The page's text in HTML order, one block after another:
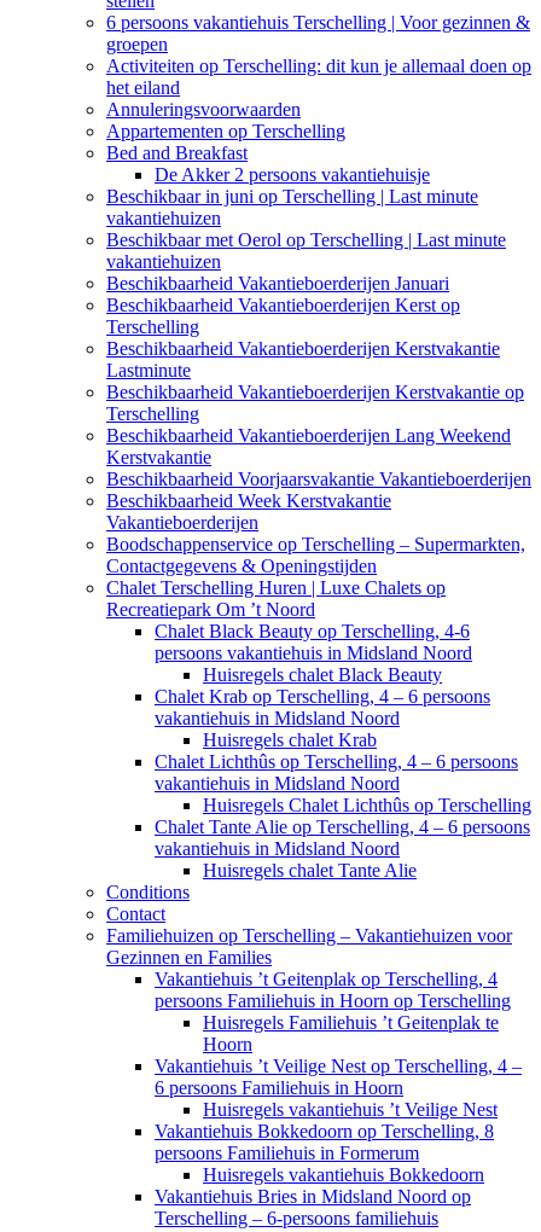
6 persoons vakantiehuis Terschelling | Voor gezinnen &
groepen
Activiteiten op Terschelling: dit kun je allemaal doen op
het eiland
Annuleringsvoorwaarden
Appartementen op Terschelling
Bed and Breakfast
De Akker 2 persoons vakantiehuisje
Beschikbaar in juni op Terschelling | Last minute
vakantiehuizen
Beschikbaar met Oerol op Terschelling | Last minute
vakantiehuizen
Beschikbaarheid Vakantieboerderijen Januari
Beschikbaarheid Vakantieboerderijen Kerst op
Terschelling
Beschikbaarheid Vakantieboerderijen Kerstvakantie
Lastminute
Beschikbaarheid Vakantieboerderijen Kerstvakantie op
Terschelling
Beschikbaarheid Vakantieboerderijen Lang Weekend
Kerstvakantie
Beschikbaarheid Voorjaarsvakantie Vakantieboerderijen
Beschikbaarheid Week Kerstvakantie
Vakantieboerderijen
Boodschappenservice op Terschelling – Supermarkten,
Contactgegevens & Openingstijden
Chalet Terschelling Huren | Luxe Chalets op
Recreatiepark Om ’t Noord
Chalet Black Beauty op Terschelling, 4-6
persoons vakantiehuis in Midsland Noord
Huisregels chalet Black Beauty
Chalet Krab op Terschelling, 4 – 6 persoons
vakantiehuis in Midsland Noord
Huisregels chalet Krab
Chalet Lichthûs op Terschelling, 4 – 6 persoons
vakantiehuis in Midsland Noord
Huisregels Chalet Lichthûs op Terschelling
Chalet Tante Alie op Terschelling, 4 – 6 persoons
vakantiehuis in Midsland Noord
Huisregels chalet Tante Alie
Conditions
Contact
Familiehuizen op Terschelling – Vakantiehuizen voor
Gezinnen en Families
Vakantiehuis ’t Geitenplak op Terschelling, 4
persoons Familiehuis in Hoorn op Terschelling
Huisregels Familiehuis ’t Geitenplak te
Hoorn
Vakantiehuis ’t Veilige Nest op Terschelling, 4 –
6 persoons Familiehuis in Hoorn
Huisregels vakantiehuis ’t Veilige Nest
Vakantiehuis Bokkedoorn op Terschelling, 8
persoons Familiehuis in Formerum
Huisregels vakantiehuis Bokkedoorn
Vakantiehuis Bries in Midsland Noord op
Terschelling – 6-persoons familiehuis